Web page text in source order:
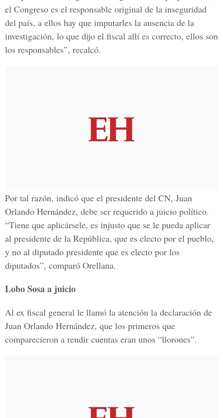
el Congreso es el responsable original de la inseguridad
del país, a ellos hay que imputarles la ausencia de la
investigación, lo que dijo el fiscal allí es correcto, ellos son
los responsables”, recalcó.
Por tal razón, indicó que el presidente del CN, Juan
Orlando Hernández, debe ser requerido a juicio político.
“Tiene que aplicársele, es injusto que se le pueda aplicar
al presidente de la República, que es electo por el pueblo,
y no al diputado presidente que es electo por los
diputados”, comparó Orellana.
Lobo Sosa a juicio
Al ex fiscal general le llamó la atención la declaración de
Juan Orlando Hernández, que los primeros que
comparecieron a rendir cuentas eran unos “llorones”.